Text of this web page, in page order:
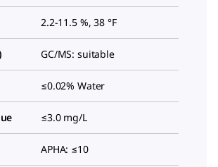
2.2-11.5 %, 38 °F
GC/MS: suitable
≤0.02% Water
≤3.0 mg/L
APHA: ≤10